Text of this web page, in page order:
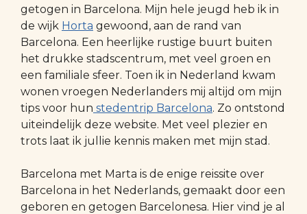
getogen in Barcelona. Mijn hele jeugd heb ik in
de wijk Horta gewoond, aan de rand van
Barcelona. Een heerlijke rustige buurt buiten
het drukke stadscentrum, met veel groen en
een familiale sfeer. Toen ik in Nederland kwam
wonen vroegen Nederlanders mij altijd om mijn
tips voor hun stedentrip Barcelona. Zo ontstond
uiteindelijk deze website. Met veel plezier en
trots laat ik jullie kennis maken met mijn stad.
Barcelona met Marta is de enige reissite over
Barcelona in het Nederlands, gemaakt door een
geboren en getogen Barcelonesa. Hier vind je al